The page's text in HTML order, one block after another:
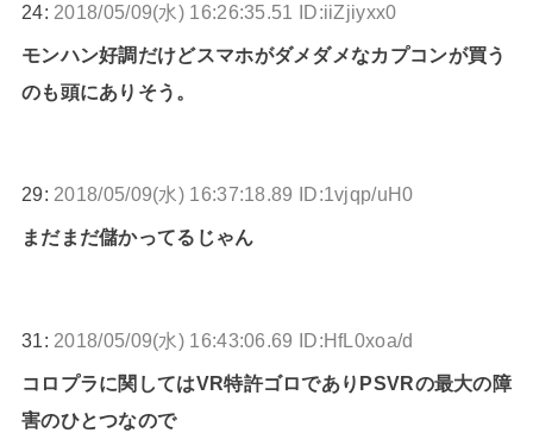
24: 2018/05/09(水) 16:26:35.51 ID:iiZjiyxx0
モンハン好調だけどスマホがダメダメなカプコンが買う
のも頭にありそう。
29: 2018/05/09(水) 16:37:18.89 ID:1vjqp/uH0
まだまだ儲かってるじゃん
31: 2018/05/09(水) 16:43:06.69 ID:HfL0xoa/d
コロプラに関してはVR特許ゴロでありPSVRの最大の障
害のひとつなので